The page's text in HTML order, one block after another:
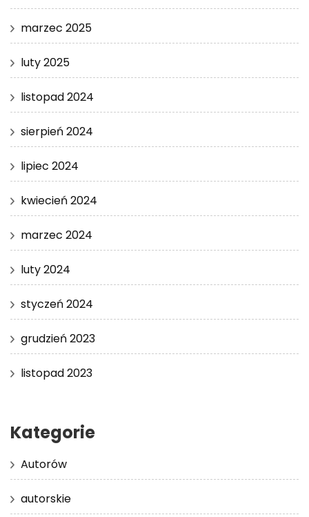
marzec 2025
luty 2025
listopad 2024
sierpień 2024
lipiec 2024
kwiecień 2024
marzec 2024
luty 2024
styczeń 2024
grudzień 2023
listopad 2023
Kategorie
Autorów
autorskie